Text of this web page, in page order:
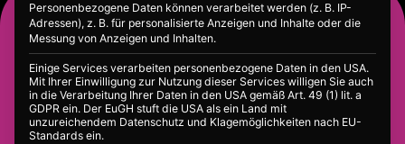
Lexikon
Unser Lexikon erklärt Begrifflichkeiten
aus der Finanzwelt auf verständliche Art
und Weise. Auch als Download
erhältlich!
Personenbezogene Daten können verarbeitet werden (z. B. IP-
Adressen), z. B. für personalisierte Anzeigen und Inhalte oder die
Messung von Anzeigen und Inhalten.
Einige Services verarbeiten personenbezogene Daten in den USA.
Mit Ihrer Einwilligung zur Nutzung dieser Services willigen Sie auch
in die Verarbeitung Ihrer Daten in den USA gemäß Art. 49 (1) lit. a
GDPR ein. Der EuGH stuft die USA als ein Land mit
unzureichendem Datenschutz und Klagemöglichkeiten nach EU-
Standards ein.